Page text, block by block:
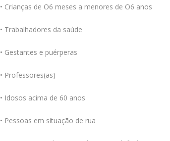
• Crianças de O6 meses a menores de O6 anos
• Trabalhadores da saúde
• Gestantes e puérperas
• Professores(as)
• Idosos acima de 60 anos
• Pessoas em situação de rua